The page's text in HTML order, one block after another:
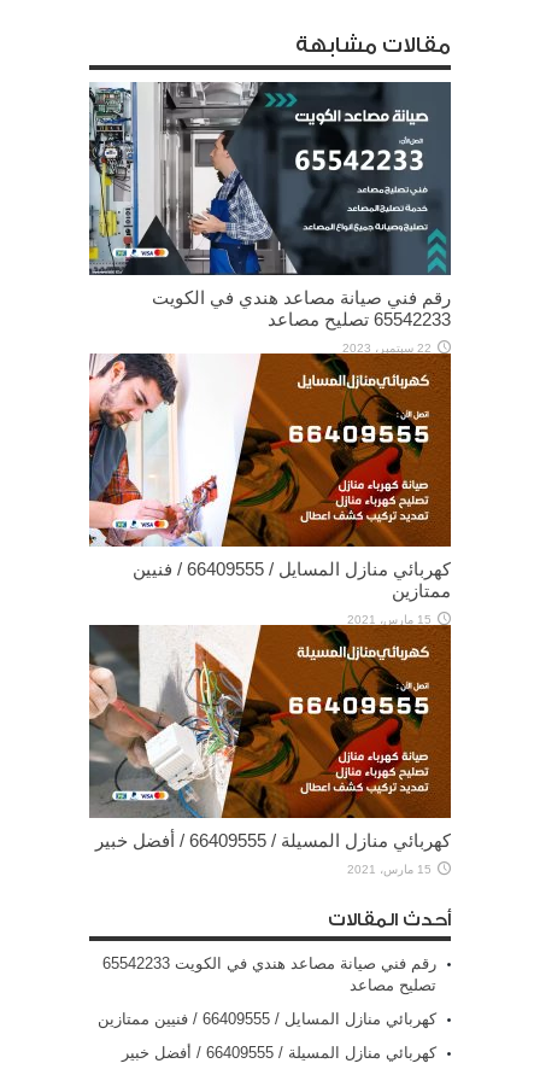
مقالات مشابهة
رقم فني صيانة مصاعد هندي في الكويت
65542233 تصليح مصاعد
22 سبتمبر، 2023
كهربائي منازل المسايل / 66409555 / فنيين
ممتازين
15 مارس، 2021
كهربائي منازل المسيلة / 66409555 / أفضل خبير
15 مارس، 2021
أحدث المقالات
رقم فني صيانة مصاعد هندي في الكويت 65542233
تصليح مصاعد
كهربائي منازل المسايل / 66409555 / فنيين ممتازين
كهربائي منازل المسيلة / 66409555 / أفضل خبير